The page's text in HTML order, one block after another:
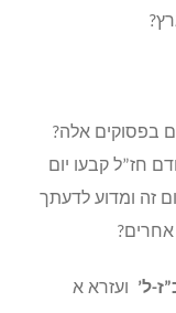
בפסוקים אלה?
חז”ל קבעו יום
זה ומדוע לדעתך
אחרים?
ל’ ועזרא א